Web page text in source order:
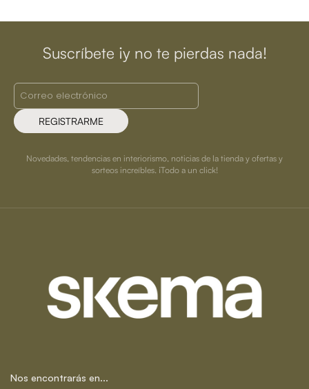
Suscríbete ¡y no te pierdas nada!
REGISTRARME
Novedades, tendencias en interiorismo, noticias de la tienda y ofertas y
sorteos increíbles. ¡Todo a un click!
Nos encontrarás en...